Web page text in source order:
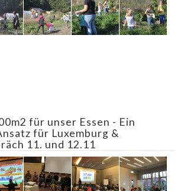
für unser Essen - Ein
für Luxemburg &
11. und 12.11